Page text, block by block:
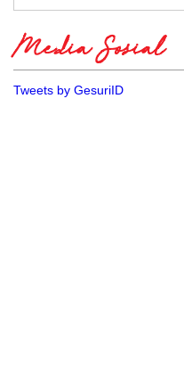
Media Sosial
Tweets by GesuriID